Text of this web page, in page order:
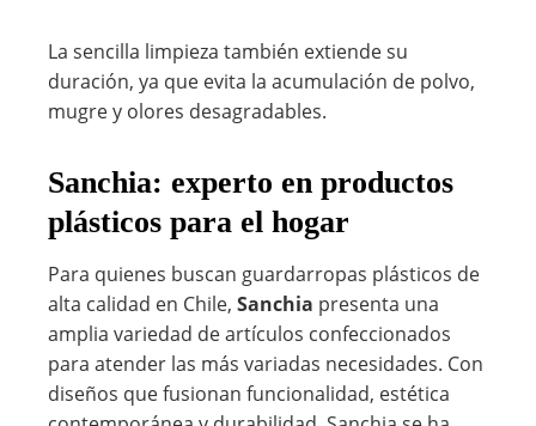
La sencilla limpieza también extiende su
duración, ya que evita la acumulación de polvo,
mugre y olores desagradables.
Sanchia: experto en productos
plásticos para el hogar
Para quienes buscan guardarropas plásticos de
alta calidad en Chile, Sanchia presenta una
amplia variedad de artículos confeccionados
para atender las más variadas necesidades. Con
diseños que fusionan funcionalidad, estética